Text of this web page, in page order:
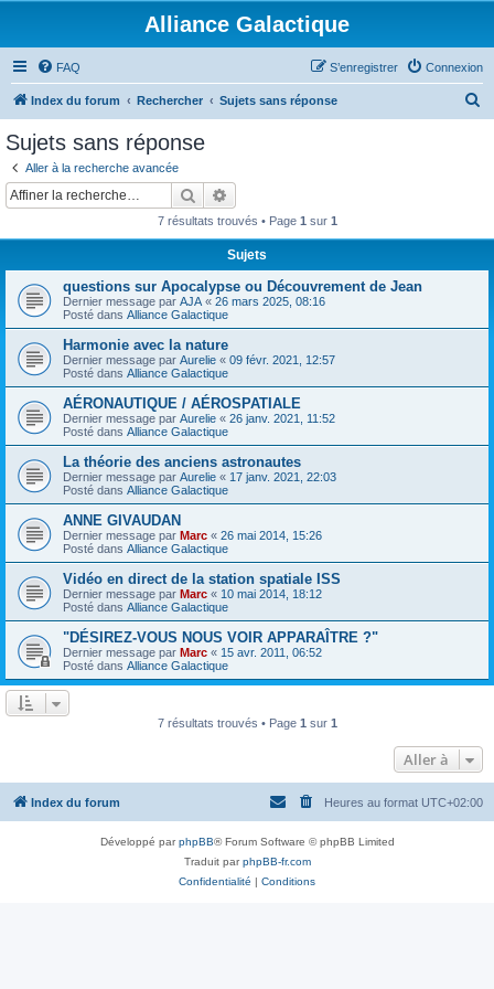
Alliance Galactique
FAQ Connexion
S’enregistrer
Index du forum Rechercher Sujets sans réponse
Sujets sans réponse
Aller à la recherche avancée
Rechercher
7 résultats trouvés • Page 1 sur 1
Sujets
questions sur Apocalypse ou Découvrement de Jean
Dernier message par AJA « 26 mars 2025, 08:16
Posté dans Alliance Galactique
Harmonie avec la nature
Dernier message par Aurelie « 09 févr. 2021, 12:57
Posté dans Alliance Galactique
AÉRONAUTIQUE / AÉROSPATIALE
Dernier message par Aurelie « 26 janv. 2021, 11:52
Posté dans Alliance Galactique
La théorie des anciens astronautes
Dernier message par Aurelie « 17 janv. 2021, 22:03
Posté dans Alliance Galactique
ANNE GIVAUDAN
Dernier message par Marc « 26 mai 2014, 15:26
Posté dans Alliance Galactique
Vidéo en direct de la station spatiale ISS
Dernier message par Marc « 10 mai 2014, 18:12
Posté dans Alliance Galactique
"DÉSIREZ-VOUS NOUS VOIR APPARAÎTRE ?"
Dernier message par Marc « 15 avr. 2011, 06:52
Posté dans Alliance Galactique
7 résultats trouvés • Page 1 sur 1
Aller à
Index du forum Heures au format UTC+02:00
Développé parphpBB® Forum Software © phpBB Limited
Traduit parphpBB-fr.com
Confidentialité | Conditions